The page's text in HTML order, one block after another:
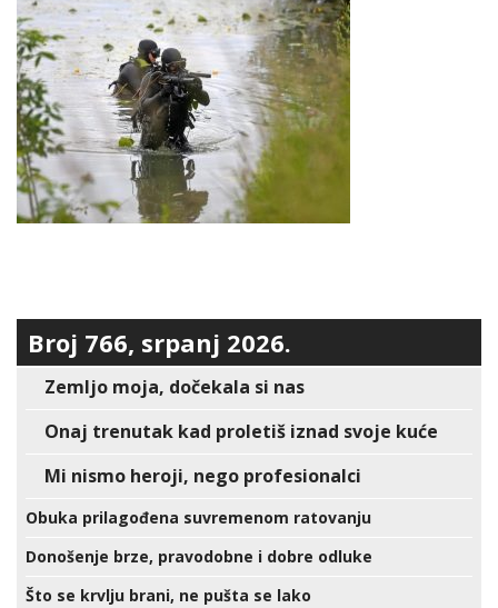
Broj 766, srpanj 2026.
Zemljo moja, dočekala si nas
Onaj trenutak kad proletiš iznad svoje kuće
Mi nismo heroji, nego profesionalci
Obuka prilagođena suvremenom ratovanju
Donošenje brze, pravodobne i dobre odluke
Što se krvlju brani, ne pušta se lako